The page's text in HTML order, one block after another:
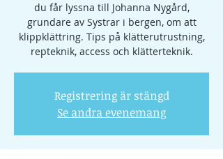
du får lyssna till Johanna Nygård,
grundare av Systrar i bergen, om att
klippklättring. Tips på klätterutrustning,
repteknik, access och klätterteknik.
Registrering är stängd
Se andra evenemang